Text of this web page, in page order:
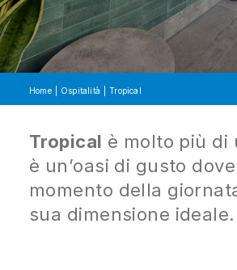
Home Ospitalità Tropical
Tropical è molto più di
è un’oasi di gusto
momento della
sua dimensione ideale.